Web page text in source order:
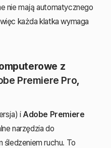
nie mają automatycznego
każda klatka wymaga
z
Premiere Pro,
i Adobe Premiere
narzędzia do
śledzeniem ruchu. To